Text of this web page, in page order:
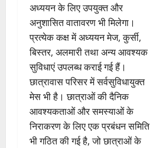
अध्ययन के लिए उपयुक्त और
अनुशासित वातावरण भी मिलेगा।
प्रत्येक कक्ष में अध्ययन मेज, कुर्सी,
बिस्तर, अलमारी तथा अन्य आवश्यक
सुविधाएं उपलब्ध कराई गई हैं।
छात्रावास परिसर में सर्वसुविधायुक्त
मेस भी है। छात्राओं की दैनिक
आवश्यकताओं और समस्याओं के
निराकरण के लिए एक प्रबंधन समिति
भी गठित की गई है, जो छात्राओं के